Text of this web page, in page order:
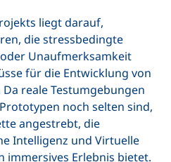
liegt darauf,
die stressbedingte
Unaufmerksamkeit
für die Entwicklung von
reale Testumgebungen
noch selten sind,
angestrebt, die
Intelligenz und Virtuelle
immersives Erlebnis bietet.